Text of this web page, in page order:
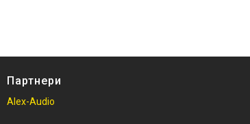
Партнери
Alex-Audio